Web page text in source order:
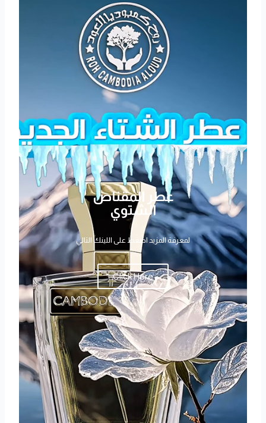
عطر المقناص
الشتوي
لمعرفة المزيد اضغط على اللينك التالي
Click Here